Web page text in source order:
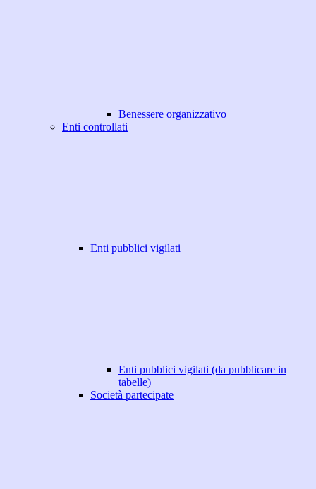
Benessere organizzativo
Enti controllati
Enti pubblici vigilati
Enti pubblici vigilati (da pubblicare in
tabelle)
Società partecipate